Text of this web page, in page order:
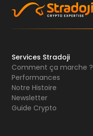
Services Stradoji
Comment ça marche ?
Performances
Notre Histoire
Newsletter
Guide Crypto